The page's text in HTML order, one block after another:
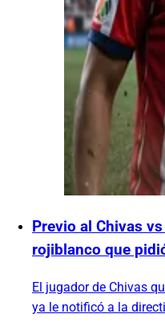
Previo al Chivas
rojiblanco que
El jugador de Chivas
ya le notificó a la